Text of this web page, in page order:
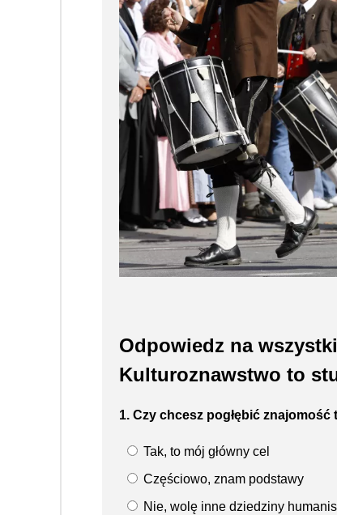
Odpowiedz na
Kulturoznawstwo to
1. Czy chcesz pogłębić
Tak, to mój główny cel
Częściowo, znam podstawy
Nie, wolę inne dziedziny